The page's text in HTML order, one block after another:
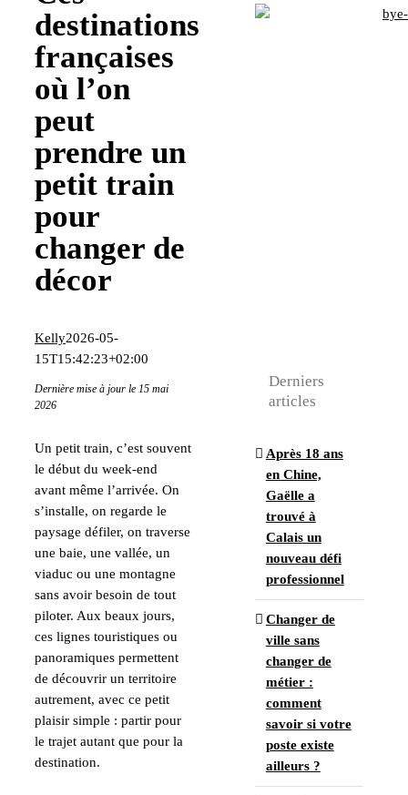
destinations
françaises
où l’on
peut
prendre un
petit train
pour
changer de
décor
Kelly2026-05-
15T15:42:23+02:00
Dernière mise à jour le 15 mai
2026
Un petit train, c’est souvent
le début du week-end
avant même l’arrivée. On
s’installe, on regarde le
paysage défiler, on traverse
une baie, une vallée, un
viaduc ou une montagne
sans avoir besoin de tout
piloter. Aux beaux jours,
ces lignes touristiques ou
panoramiques permettent
de découvrir un territoire
autrement, avec ce petit
plaisir simple : partir pour
le trajet autant que pour la
destination.
Derniers
articles
Après 18 ans
en Chine,
Gaëlle a
trouvé à
Calais un
nouveau défi
professionnel
Changer de
ville sans
changer de
métier :
comment
savoir si votre
poste existe
ailleurs ?